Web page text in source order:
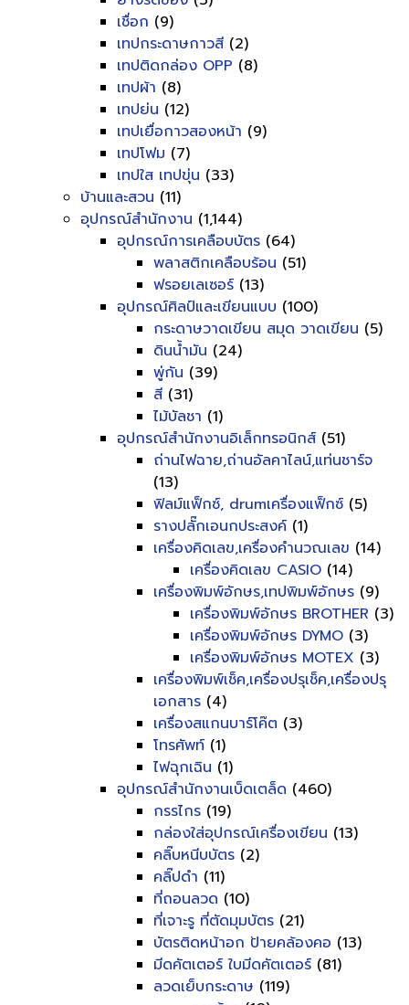
เชื่อก (9)
เทปกระดาษกาวสี (2)
เทปติดกล่อง OPP (8)
เทปผ้า (8)
เทปย่น (12)
เทปเยื่อกาวสองหน้า (9)
เทปโฟม (7)
เทปใส เทปขุ่น (33)
บ้านและสวน (11)
อุปกรณ์สำนักงาน (1,144)
อุปกรณ์การเคลือบบัตร (64)
พลาสติกเคลือบร้อน (51)
ฟรอยเลเซอร์ (13)
อุปกรณ์ศิลป์และเขียนแบบ (100)
กระดาษวาดเขียน สมุด วาดเขียน (5)
ดินน้ำมัน (24)
พู่กัน (39)
สี (31)
ไม้บัลชา (1)
อุปกรณ์สำนักงานอิเล็กทรอนิกส์ (51)
ถ่านไฟฉาย,ถ่านอัลคาไลน์,แท่นชาร์จ
(13)
ฟิลม์แฟ็กซ์, drumเครื่องแฟ็กซ์ (5)
รางปลั๊กเอนกประสงค์ (1)
เครื่องคิดเลข,เครื่องคำนวณเลข (14)
เครื่องคิดเลข CASIO (14)
เครื่องพิมพ์อักษร,เทปพิมพ์อักษร (9)
เครื่องพิมพ์อักษร BROTHER (3)
เครื่องพิมพ์อักษร DYMO (3)
เครื่องพิมพ์อักษร MOTEX (3)
เครื่องพิมพ์เช็ค,เครื่องปรุเช็ค,เครื่องปรุ
เอกสาร (4)
เครื่องสแกนบาร์โค๊ต (3)
โทรศัพท์ (1)
ไฟฉุกเฉิน (1)
อุปกรณ์สำนักงานเบ็ดเตล็ด (460)
กรรไกร (19)
กล่องใส่อุปกรณ์เครื่องเขียน (13)
คลิ๊บหนีบบัตร (2)
คลิ๊ปดำ (11)
ที่ถอนลวด (10)
ที่เจาะรู ที่ตัดมุมบัตร (21)
บัตรติดหน้าอก ป้ายคล้องคอ (13)
มีดคัตเตอร์ ใบมีดคัตเตอร์ (81)
ลวดเย็บกระดาษ (119)